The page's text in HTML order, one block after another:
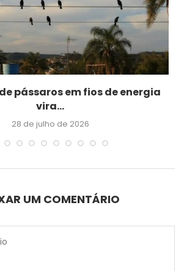
pássaros em fios de energia
vira...
28 de julho de 2026
UM COMENTÁRIO